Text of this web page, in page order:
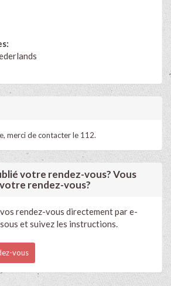
merci de contacter le 112.
votre rendez-vous? Vous
rendez-vous?
rendez-vous directement par e-
et suivez les instructions.
vous